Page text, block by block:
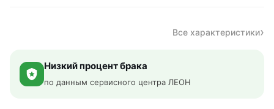
Все характеристики
Низкий процент брака
по данным сервисного центра ЛЕОН